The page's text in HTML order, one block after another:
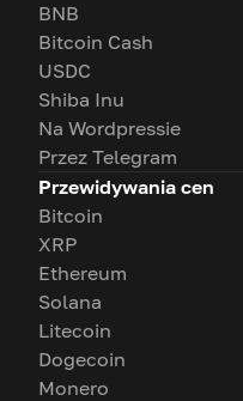
BNB
Bitcoin Cash
USDC
Shiba Inu
Na Wordpressie
Przez Telegram
Przewidywania cen
Bitcoin
XRP
Ethereum
Solana
Litecoin
Dogecoin
Monero